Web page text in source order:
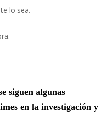
lo sea.
siguen algunas
en la investigación y